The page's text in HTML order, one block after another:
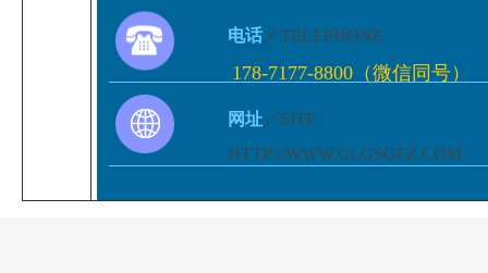
电话 ／TELEPHONE
178-7177-8800（微信同号）
网址 ／SITE
HTTP://WWW.CLGSGFZ.COM